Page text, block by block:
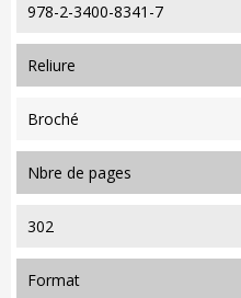
978-2-3400-8341-7
reliure
Broché
nbre de pages
302
format